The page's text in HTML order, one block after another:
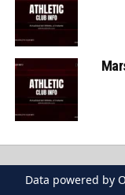
Data powered by